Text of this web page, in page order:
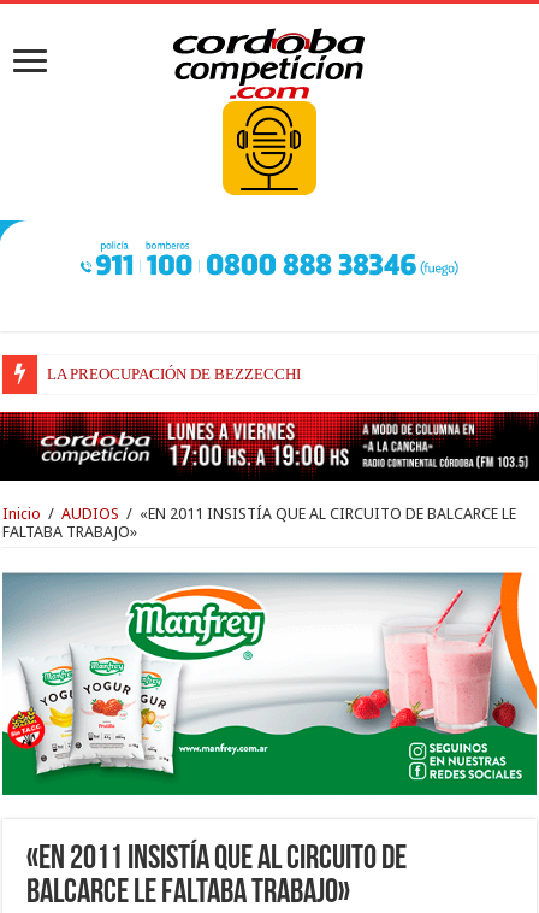
LA PREOCUPACIÓN DE BEZZECCHI
BEZZECCHI, RECUPERADO Y VELOZ
Inicio / AUDIOS / «EN 2011 INSISTÍA QUE AL CIRCUITO DE BALCARCE LE
FALTABA TRABAJO»
«EN 2011 INSISTÍA QUE AL CIRCUITO DE
BALCARCE LE FALTABA TRABAJO»